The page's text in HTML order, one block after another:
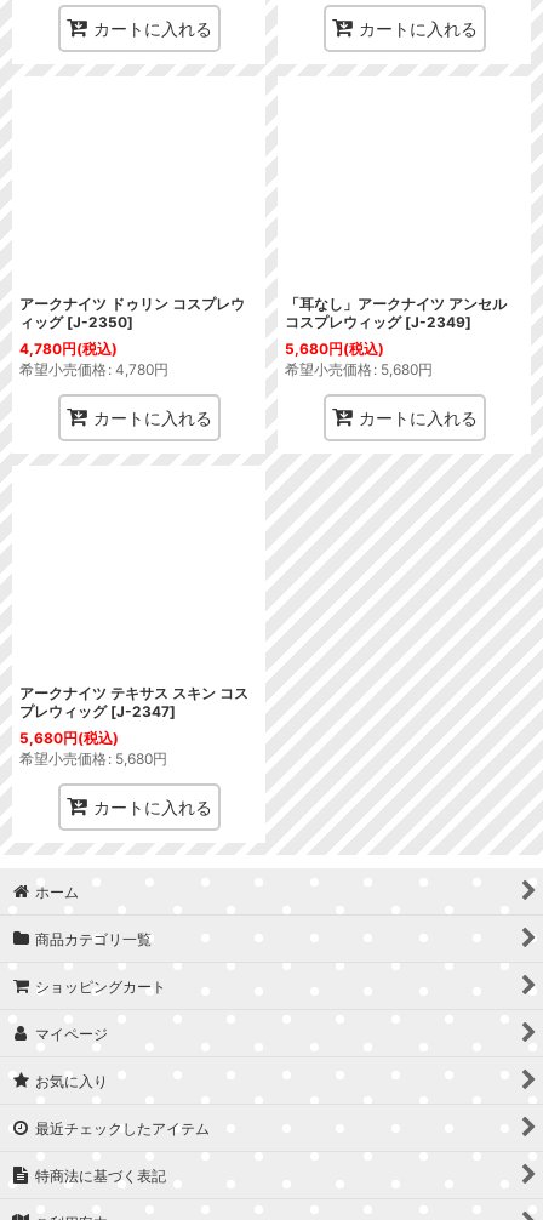
カートに入れる カートに入れる
アークナイツ ドゥリン コスプレウ
ィッグ [J-2350]
4,780円(税込)
希望小売価格: 4,780円
カートに入れる
「耳なし」アークナイツ アンセル
コスプレウィッグ [J-2349]
5,680円(税込)
希望小売価格: 5,680円
カートに入れる
アークナイツ テキサス スキン コス
プレウィッグ [J-2347]
5,680円(税込)
希望小売価格: 5,680円
カートに入れる
ホーム
商品カテゴリ一覧
ショッピングカート
マイページ
お気に入り
最近チェックしたアイテム
特商法に基づく表記